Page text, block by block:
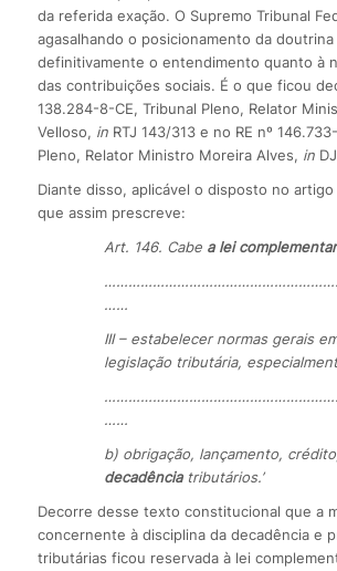
da referida exação. O Supremo Tribunal
agasalhando o posicionamento da
definitivamente o entendimento quanto à
das contribuições sociais. É o que ficou
138.284-8-CE, Tribunal Pleno, Relator
Velloso, inRTJ 143/313 e no RE nº
Pleno, Relator Ministro Moreira Alves, in
Diante disso, aplicável o disposto no artigo
que assim prescreve:
Art. 146. Cabe a lei complementar
……
III – estabelecer normas gerais
legislação tributária,
……
b) obrigação, lançamento,
decadência tributários.’
Decorre desse texto constitucional que a
concernente à disciplina da decadência e
tributárias ficou reservada à lei